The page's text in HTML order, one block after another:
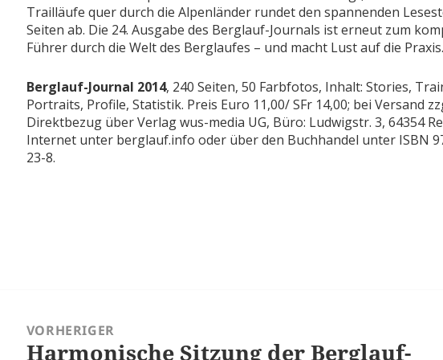
Trailläufe quer durch die Alpenländer rundet den spannenden
Seiten ab. Die 24. Ausgabe des Berglauf-Journals ist erneut zum
Führer durch die Welt des Berglaufes – und macht Lust auf die Praxis.
Berglauf-Journal 2014, 240 Seiten, 50 Farbfotos, Inhalt: Stories,
Portraits, Profile, Statistik. Preis Euro 11,00/ SFr 14,00; bei Versand
Direktbezug über Verlag wus-media UG, Büro: Ludwigstr. 3, 64354
Internet unter berglauf.info oder über den Buchhandel unter ISBN
23-8.
VORHERIGER
Vorheriger
Harmonische Sitzung der Berglauf-